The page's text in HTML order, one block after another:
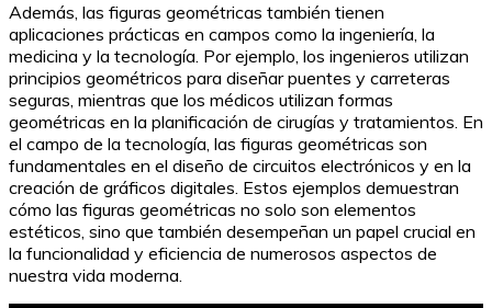
Además, las figuras geométricas también tienen
aplicaciones prácticas en campos como la ingeniería, la
medicina y la tecnología. Por ejemplo, los ingenieros utilizan
principios geométricos para diseñar puentes y carreteras
seguras, mientras que los médicos utilizan formas
geométricas en la planificación de cirugías y tratamientos. En
el campo de la tecnología, las figuras geométricas son
fundamentales en el diseño de circuitos electrónicos y en la
creación de gráficos digitales. Estos ejemplos demuestran
cómo las figuras geométricas no solo son elementos
estéticos, sino que también desempeñan un papel crucial en
la funcionalidad y eficiencia de numerosos aspectos de
nuestra vida moderna.